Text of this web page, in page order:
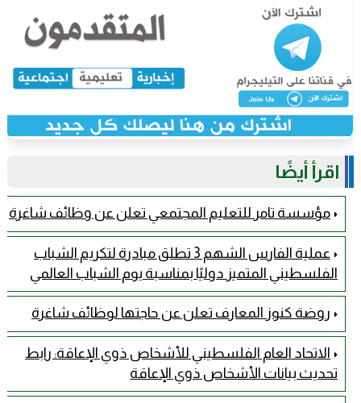
اقرأ أيضًا
مؤسسة تامر للتعليم المجتمعي تعلن عن وظائف شاغرة
عملية الفارس الشهم 3 تطلق مبادرة لتكريم الشباب
الفلسطيني المتميز دوليًا بمناسبة يوم الشباب العالمي
روضة كنوز المعارف تعلن عن حاجتها لوظائف شاغرة
الاتحاد العام الفلسطيني للأشخاص ذوي الإعاقة: رابط
تحديث بيانات الأشخاص ذوي الإعاقة